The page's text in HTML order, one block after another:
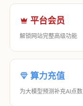
平台会员
解锁网站完整高级功能
算力充值
为大模型预测补充AI点数